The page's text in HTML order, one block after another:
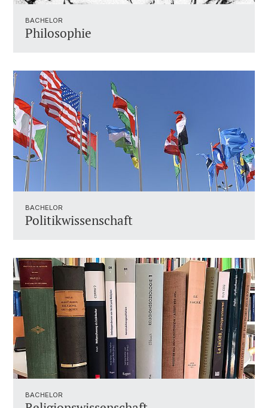
BACHELOR
Philosophie
BACHELOR
Politikwissenschaft
BACHELOR